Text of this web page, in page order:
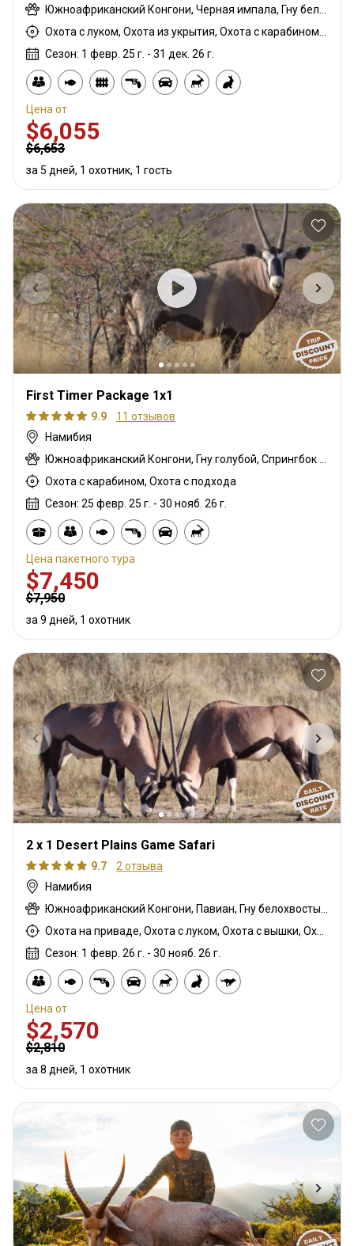
Сезон: 1 февр. 25 г. - 31 дек. 26 г.
Цена от
$6,055
$6,653
за 5 дней, 1 охотник, 1 гость
First Timer Package 1x1
9.9
11 отзывов
Намибия
Охота с карабином, Охота с подхода
Сезон: 25 февр. 25 г. - 30 нояб. 26 г.
Цена пакетного тура
$7,450
$7,950
за 9 дней, 1 охотник
2 x 1 Desert Plains Game Safari
9.7
2 отзыва
Намибия
Сезон: 1 февр. 26 г. - 30 нояб. 26 г.
Цена от
$2,570
$2,810
за 8 дней, 1 охотник